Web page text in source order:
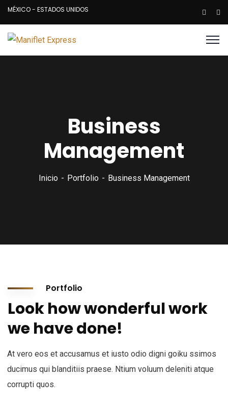
MÉXICO - ESTADOS UNIDOS
Business
Management
Inicio Portfolio Business Management
Portfolio
Look how wonderful work
we have done!
At vero eos et accusamus et iusto odio digni goiku ssimos
ducimus qui blanditiis praese. Ntium voluum deleniti atque
corrupti quos.